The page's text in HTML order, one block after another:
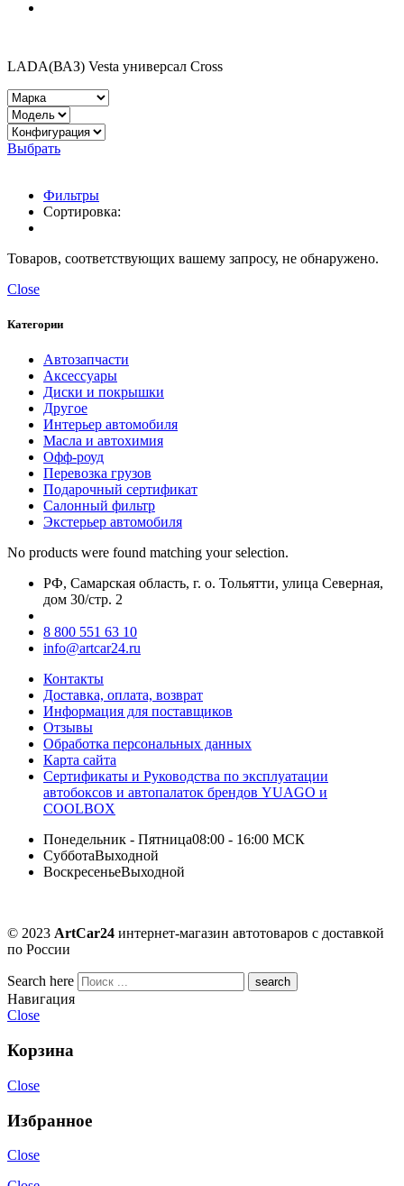
LADA(ВАЗ) Vesta универсал Cross
Выбрать
Фильтры
Сортировка:
Товаров, соответствующих вашему запросу, не обнаружено.
Close
Категории
Автозапчасти
Аксессуары
Диски и покрышки
Другое
Интерьер автомобиля
Масла и автохимия
Офф-роуд
Перевозка грузов
Подарочный сертификат
Салонный фильтр
Экстерьер автомобиля
No products were found matching your selection.
РФ, Самарская область, г. о. Тольятти, улица Северная,
дом 30/стр. 2
8 800 551 63 10
info@artcar24.ru
Контакты
Доставка, оплата, возврат
Информация для поставщиков
Отзывы
Обработка персональных данных
Карта сайта
Сертификаты и Руководства по эксплуатации
автобоксов и автопалаток брендов YUAGO и
COOLBOX
Понедельник - Пятница08:00 - 16:00 МСК
СубботаВыходной
ВоскресеньеВыходной
© 2023 ArtCar24 интернет-магазин автотоваров с доставкой
по России
Search here
Навигация
Close
Корзина
Close
Избранное
Close